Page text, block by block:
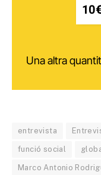
Una altra
entrevista
funció social
Marco Antonio